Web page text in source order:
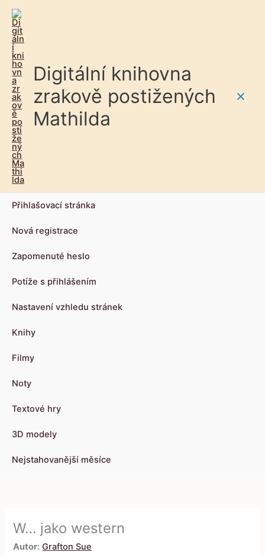
Digitální knihovna
zrakově postižených
Mathilda
Přihlašovací stránka
Nová registrace
Zapomenuté heslo
Potíže s přihlášením
Nastavení vzhledu stránek
Knihy
Filmy
Noty
Textové hry
3D modely
Nejstahovanější měsíce
W… jako western
Autor: Grafton Sue